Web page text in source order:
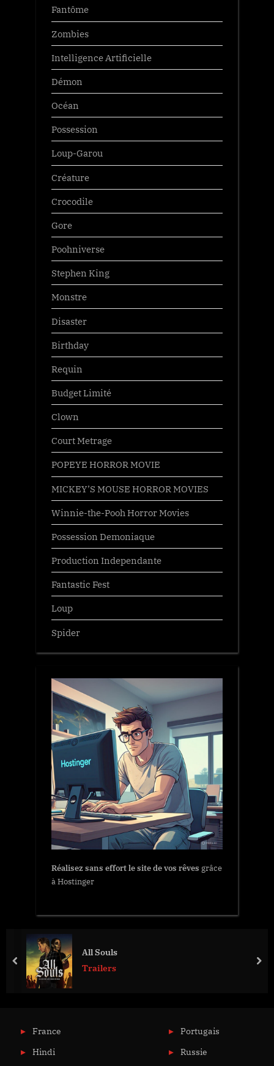
Fantôme
Zombies
Intelligence Artificielle
Démon
Océan
Possession
Loup-Garou
Créature
Crocodile
Gore
Poohniverse
Stephen King
Monstre
Disaster
Birthday
Requin
Budget Limité
Clown
Court Metrage
POPEYE HORROR MOVIE
MICKEY’S MOUSE HORROR MOVIES
Winnie-the-Pooh Horror Movies
Possession Demoniaque
Production Independante
Fantastic Fest
Loup
Spider
Réalisez sans effort le site de vos rêves grâce
à Hostinger
All Souls
Trailers
prev
France
Hindi
Portugais
Russie